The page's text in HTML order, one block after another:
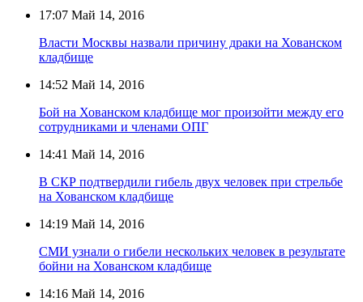
17:07 Май 14, 2016
Власти Москвы назвали причину драки на Хованском
кладбище
14:52 Май 14, 2016
Бой на Хованском кладбище мог произойти между его
сотрудниками и членами ОПГ
14:41 Май 14, 2016
В СКР подтвердили гибель двух человек при стрельбе
на Хованском кладбище
14:19 Май 14, 2016
СМИ узнали о гибели нескольких человек в результате
бойни на Хованском кладбище
14:16 Май 14, 2016